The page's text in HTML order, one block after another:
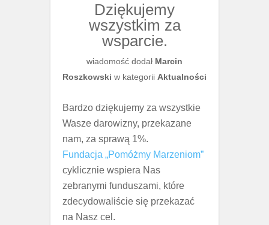
Dziękujemy
wszystkim za
wsparcie.
wiadomość dodał Marcin
Roszkowski w kategorii Aktualności
Bardzo dziękujemy za wszystkie
Wasze darowizny, przekazane
nam, za sprawą 1%.
Fundacja „Pomóżmy Marzeniom”
cyklicznie wspiera Nas
zebranymi funduszami, które
zdecydowaliście się przekazać
na Nasz cel.